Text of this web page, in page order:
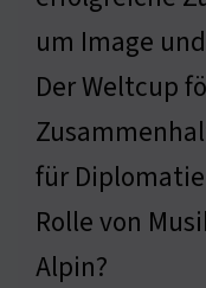
um Image
Der Weltcup
für
Rolle von
Alpin?